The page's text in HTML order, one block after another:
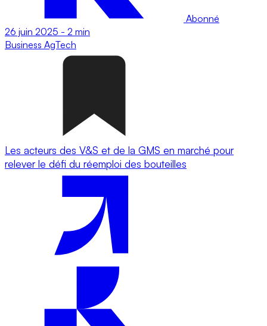
Abonné
26 juin 2025 - 2 min
Business AgTech
Les acteurs des V&S et de la GMS en marché pour
relever le défi du réemploi des bouteilles